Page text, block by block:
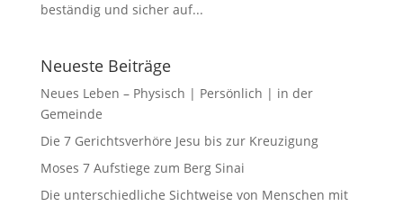
beständig und sicher auf...
Neueste Beiträge
Neues Leben – Physisch | Persönlich | in der
Gemeinde
Die 7 Gerichtsverhöre Jesu bis zur Kreuzigung
Moses 7 Aufstiege zum Berg Sinai
Die unterschiedliche Sichtweise von Menschen mit